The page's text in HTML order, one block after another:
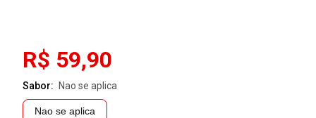
R$ 59,90
Sabor: nao se aplica
Nao se aplica